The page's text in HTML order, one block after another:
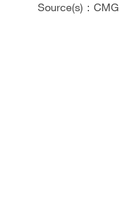
Source(s)：CMG